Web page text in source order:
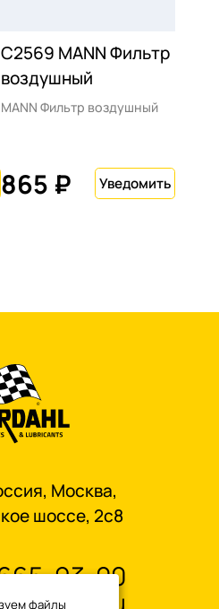
C2569 MANN Фильтр
воздушный
MANN Фильтр воздушный
865 ₽
Москва,
шоссе, 2с8
93-00
файлы